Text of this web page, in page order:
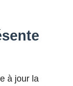
à jour la